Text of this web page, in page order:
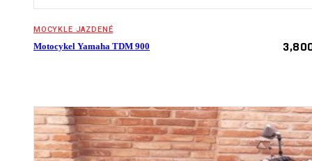
MOCYKLE JAZDENÉ
Motocykel Yamaha TDM 900